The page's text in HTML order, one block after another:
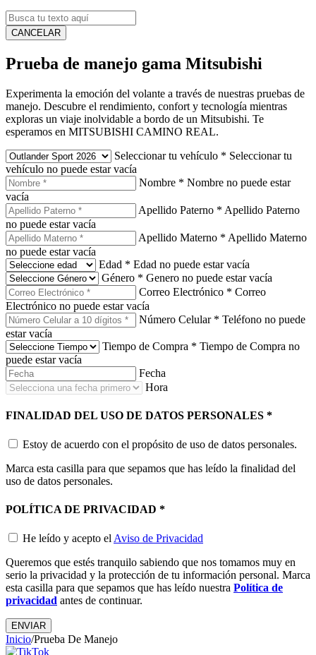
CANCELAR
Prueba de manejo gama Mitsubishi
Experimenta la emoción del volante a través de nuestras pruebas de
manejo. Descubre el rendimiento, confort y tecnología mientras
exploras un viaje inolvidable a bordo de un Mitsubishi. Te
esperamos en MITSUBISHI CAMINO REAL.
Seleccionar tu vehículo * Seleccionar tu
vehículo no puede estar vacía
Nombre * Nombre no puede estar
vacía
Apellido Paterno * Apellido Paterno
no puede estar vacía
Apellido Materno * Apellido Materno
no puede estar vacía
Edad * Edad no puede estar vacía
Género * Genero no puede estar vacía
Correo Electrónico * Correo
Electrónico no puede estar vacía
Número Celular * Teléfono no puede
estar vacía
Tiempo de Compra * Tiempo de Compra no
puede estar vacía
Fecha
Hora
FINALIDAD DEL USO DE DATOS PERSONALES *
Estoy de acuerdo con el propósito de uso de datos personales.
Marca esta casilla para que sepamos que has leído la finalidad del
uso de datos personales.
POLÍTICA DE PRIVACIDAD *
He leído y acepto el Aviso de Privacidad
Queremos que estés tranquilo sabiendo que nos tomamos muy en
serio la privacidad y la protección de tu información personal. Marca
esta casilla para que sepamos que has leído nuestra Política de
privacidad antes de continuar.
ENVIAR
Inicio/Prueba De Manejo